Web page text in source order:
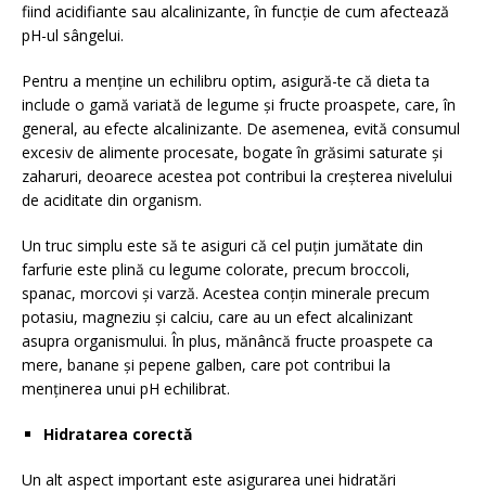
fiind acidifiante sau alcalinizante, în funcție de cum afectează
pH-ul sângelui.
Pentru a menține un echilibru optim, asigură-te că dieta ta
include o gamă variată de legume și fructe proaspete, care, în
general, au efecte alcalinizante. De asemenea, evită consumul
excesiv de alimente procesate, bogate în grăsimi saturate și
zaharuri, deoarece acestea pot contribui la creșterea nivelului
de aciditate din organism.
Un truc simplu este să te asiguri că cel puțin jumătate din
farfurie este plină cu legume colorate, precum broccoli,
spanac, morcovi și varză. Acestea conțin minerale precum
potasiu, magneziu și calciu, care au un efect alcalinizant
asupra organismului. În plus, mănâncă fructe proaspete ca
mere, banane și pepene galben, care pot contribui la
menținerea unui pH echilibrat.
Hidratarea corectă
Un alt aspect important este asigurarea unei hidratări